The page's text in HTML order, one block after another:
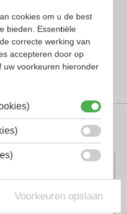
De combinatie van
pootjes
bril uiterst
dragen en
past.
cookies om u de best
bieden. Essentiële
correcte werking van
accepteren door op
uw voorkeuren hieronder
Voorkeuren opslaan